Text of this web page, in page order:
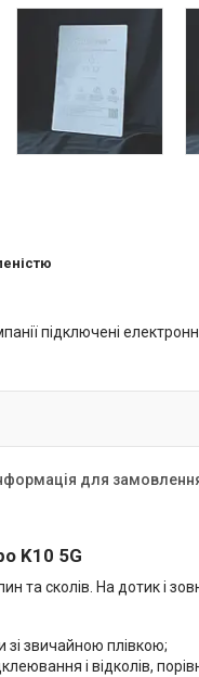
підключені
для
K10 5G
та сколів. На дотик і
зі звичайною плівкою;
і відколів,